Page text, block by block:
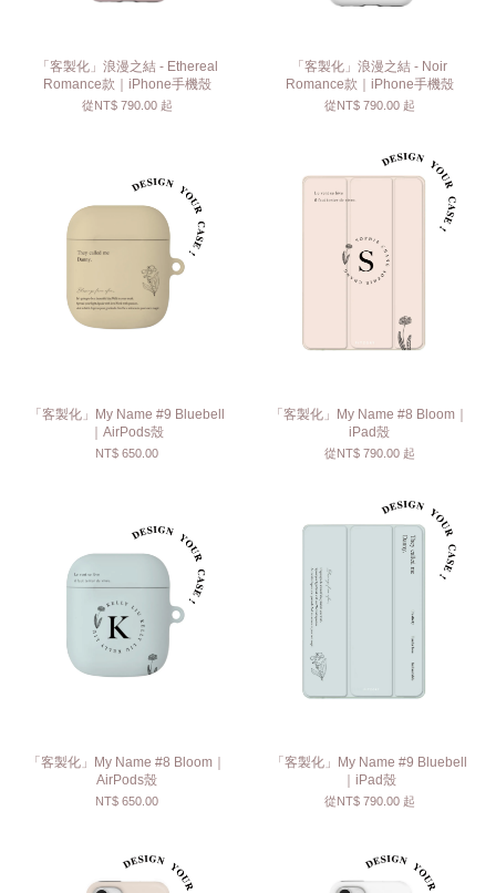
「客製化」浪漫之結 - Ethereal
Romance款｜iPhone手機殼
從NT$ 790.00 起
「客製化」浪漫之結 - Noir
Romance款｜iPhone手機殼
從NT$ 790.00 起
「客製化」My Name #9 Bluebell
｜AirPods殼
NT$ 650.00
「客製化」My Name #8 Bloom｜
iPad殼
從NT$ 790.00 起
「客製化」My Name #8 Bloom｜
AirPods殼
NT$ 650.00
「客製化」My Name #9 Bluebell
｜iPad殼
從NT$ 790.00 起